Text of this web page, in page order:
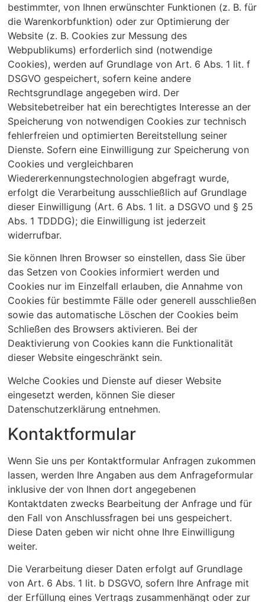
bestimmter, von Ihnen erwünschter Funktionen (z. B. für
die Warenkorbfunktion) oder zur Optimierung der
Website (z. B. Cookies zur Messung des
Webpublikums) erforderlich sind (notwendige
Cookies), werden auf Grundlage von Art. 6 Abs. 1 lit. f
DSGVO gespeichert, sofern keine andere
Rechtsgrundlage angegeben wird. Der
Websitebetreiber hat ein berechtigtes Interesse an der
Speicherung von notwendigen Cookies zur technisch
fehlerfreien und optimierten Bereitstellung seiner
Dienste. Sofern eine Einwilligung zur Speicherung von
Cookies und vergleichbaren
Wiedererkennungstechnologien abgefragt wurde,
erfolgt die Verarbeitung ausschließlich auf Grundlage
dieser Einwilligung (Art. 6 Abs. 1 lit. a DSGVO und § 25
Abs. 1 TDDDG); die Einwilligung ist jederzeit
widerrufbar.
Sie können Ihren Browser so einstellen, dass Sie über
das Setzen von Cookies informiert werden und
Cookies nur im Einzelfall erlauben, die Annahme von
Cookies für bestimmte Fälle oder generell ausschließen
sowie das automatische Löschen der Cookies beim
Schließen des Browsers aktivieren. Bei der
Deaktivierung von Cookies kann die Funktionalität
dieser Website eingeschränkt sein.
Welche Cookies und Dienste auf dieser Website
eingesetzt werden, können Sie dieser
Datenschutzerklärung entnehmen.
Kontaktformular
Wenn Sie uns per Kontaktformular Anfragen zukommen
lassen, werden Ihre Angaben aus dem Anfrageformular
inklusive der von Ihnen dort angegebenen
Kontaktdaten zwecks Bearbeitung der Anfrage und für
den Fall von Anschlussfragen bei uns gespeichert.
Diese Daten geben wir nicht ohne Ihre Einwilligung
weiter.
Die Verarbeitung dieser Daten erfolgt auf Grundlage
von Art. 6 Abs. 1 lit. b DSGVO, sofern Ihre Anfrage mit
der Erfüllung eines Vertrags zusammenhängt oder zur